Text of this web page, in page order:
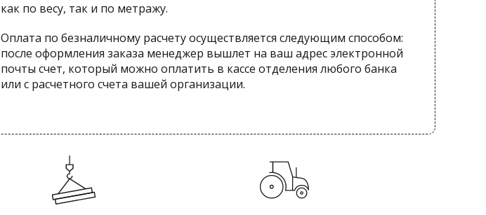
как по весу, так и по метражу.
Оплата по безналичному расчету осуществляется следующим способом:
после оформления заказа менеджер вышлет на ваш адрес электронной
почты счет, который можно оплатить в кассе отделения любого банка
или с расчетного счета вашей организации.